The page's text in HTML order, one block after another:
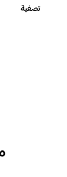
تصفية